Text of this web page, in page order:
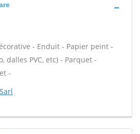
- Enduit - Papier peint -
dalles PVC, etc) - Parquet -
-
Sarl